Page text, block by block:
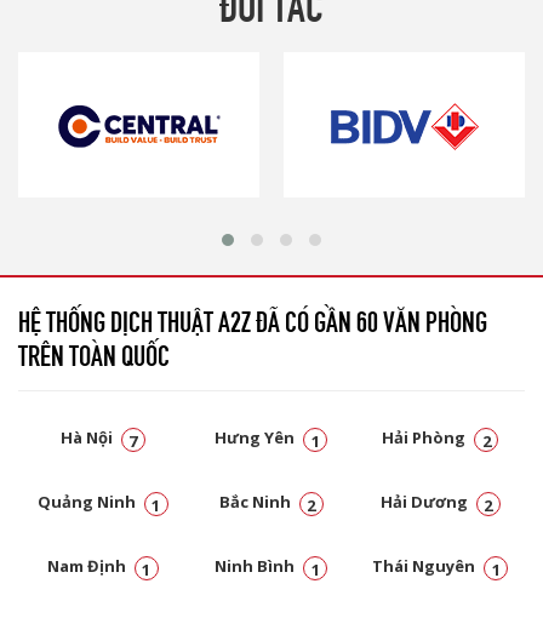
HỆ THỐNG DỊCH THUẬT A2Z ĐÃ CÓ GẦN 60 VĂN PHÒNG
TRÊN TOÀN QUỐC
Hà Nội 7 Hưng Yên 1 Hải Phòng 2
Quảng Ninh 1 Bắc Ninh 2 Hải Dương 2
Nam Định 1 Ninh Bình 1 Thái Nguyên 1